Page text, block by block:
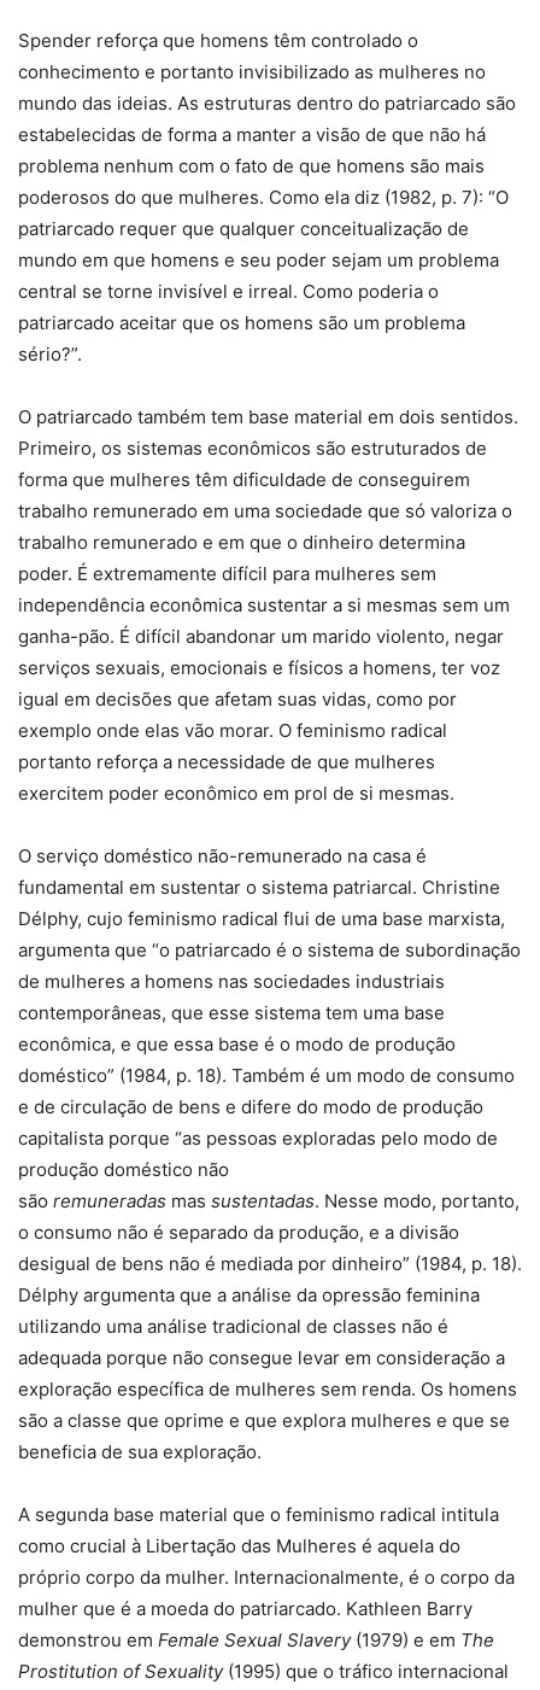
Spender reforça que homens têm controlado o
conhecimento e portanto invisibilizado as mulheres no
mundo das ideias. As estruturas dentro do patriarcado são
estabelecidas de forma a manter a visão de que não há
problema nenhum com o fato de que homens são mais
poderosos do que mulheres. Como ela diz (1982, p. 7): “O
patriarcado requer que qualquer conceitualização de
mundo em que homens e seu poder sejam um problema
central se torne invisível e irreal. Como poderia o
patriarcado aceitar que os homens são um problema
sério?”.
O patriarcado também tem base material em dois sentidos.
Primeiro, os sistemas econômicos são estruturados de
forma que mulheres têm dificuldade de conseguirem
trabalho remunerado em uma sociedade que só valoriza o
trabalho remunerado e em que o dinheiro determina
poder. É extremamente difícil para mulheres sem
independência econômica sustentar a si mesmas sem um
ganha-pão. É difícil abandonar um marido violento, negar
serviços sexuais, emocionais e físicos a homens, ter voz
igual em decisões que afetam suas vidas, como por
exemplo onde elas vão morar. O feminismo radical
portanto reforça a necessidade de que mulheres
exercitem poder econômico em prol de si mesmas.
O serviço doméstico não-remunerado na casa é
fundamental em sustentar o sistema patriarcal. Christine
Délphy, cujo feminismo radical flui de uma base marxista,
argumenta que “o patriarcado é o sistema de subordinação
de mulheres a homens nas sociedades industriais
contemporâneas, que esse sistema tem uma base
econômica, e que essa base é o modo de produção
doméstico” (1984, p. 18). Também é um modo de consumo
e de circulação de bens e difere do modo de produção
capitalista porque “as pessoas exploradas pelo modo de
produção doméstico não
são remuneradas mas sustentadas. Nesse modo, portanto,
o consumo não é separado da produção, e a divisão
desigual de bens não é mediada por dinheiro” (1984, p. 18).
Délphy argumenta que a análise da opressão feminina
utilizando uma análise tradicional de classes não é
adequada porque não consegue levar em consideração a
exploração específica de mulheres sem renda. Os homens
são a classe que oprime e que explora mulheres e que se
beneficia de sua exploração.
A segunda base material que o feminismo radical intitula
como crucial à Libertação das Mulheres é aquela do
próprio corpo da mulher. Internacionalmente, é o corpo da
mulher que é a moeda do patriarcado. Kathleen Barry
demonstrou em Female Sexual Slavery(1979) e em The
Prostitution of Sexuality(1995) que o tráfico internacional